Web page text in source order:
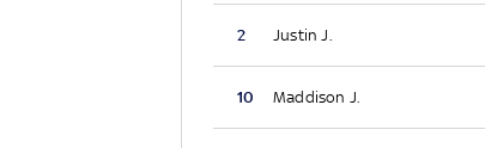
2 Justin J.
10 Maddison J.